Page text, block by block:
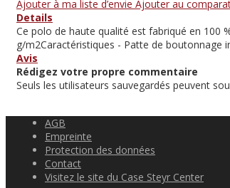
Ajouter à ma liste d’envie Ajouter au
Details
Ce polo de haute qualité est fabriqué en 100
g/m2Caractéristiques - Patte de boutonnage
Avis
Rédigez votre propre commentaire
Seuls les utilisateurs sauvegardés peuvent
AGB
Empreinte
Protection des données
Contact
Visitez le site du Case Steyr Center